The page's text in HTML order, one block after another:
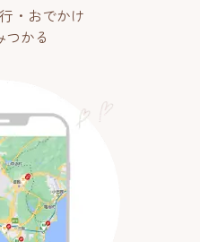
・おでかけ
かる